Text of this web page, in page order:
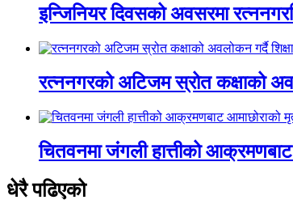
इन्जिनियर दिवसको अवसरमा
रत्ननगरको अटिजम स्रोत कक्षाको
चितवनमा जंगली हात्तीको
धेरै पढिएको